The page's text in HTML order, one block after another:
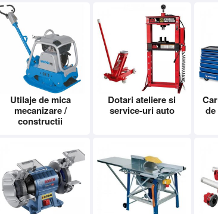
Utilaje de mica
mecanizare /
constructii
Dotari ateliere si
service-uri auto